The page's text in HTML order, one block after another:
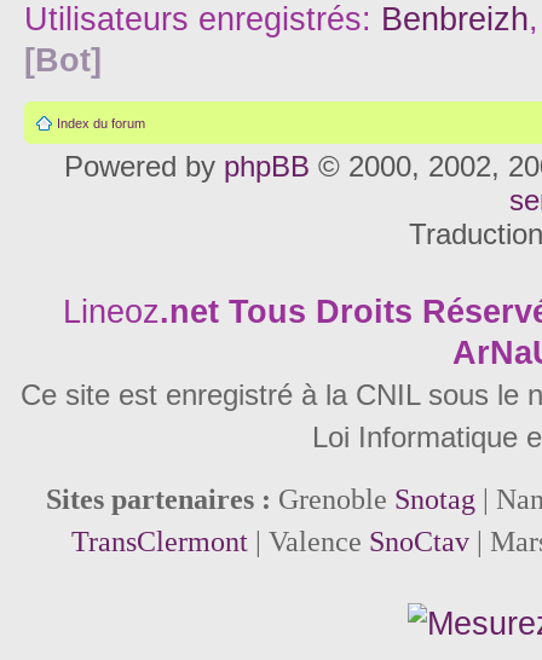
Utilisateurs enregistrés: Benbreizh
[Bot]
Index du forum
Powered by phpBB © 2000, 2002,
Lineoz.net Tous Droits
Ce site est enregistré à la CNIL sous le
Loi Informatique
Sites partenaires : Grenoble Snotag |
TransClermont| Valence SnoCtav|